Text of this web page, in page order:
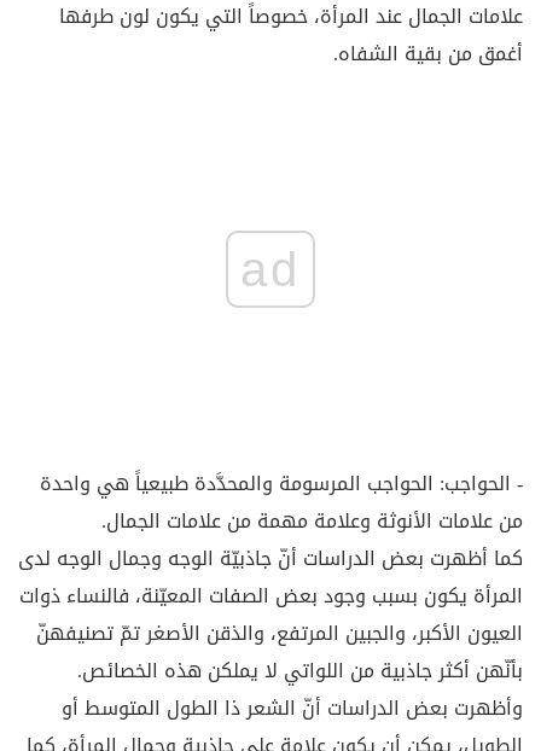
علامات الجمال عند المرأة، خصوصاً التي يكون لون طرفها
أغمق من بقية الشفاه.
ad
- الحواجب: الحواجب المرسومة والمحدَّدة طبيعياً هي واحدة
من علامات الأنوثة وعلامة مهمة من علامات الجمال.
كما أظهرت بعض الدراسات أنّ جاذبيّة الوجه وجمال الوجه لدى
المرأة يكون بسبب وجود بعض الصفات المعيّنة، فالنساء ذوات
العيون الأكبر، والجبين المرتفع، والذقن الأصغر تمّ تصنيفهنّ
بأنّهن أكثر جاذبية من اللواتي لا يملكن هذه الخصائص.
وأظهرت بعض الدراسات أنّ الشعر ذا الطول المتوسط أو